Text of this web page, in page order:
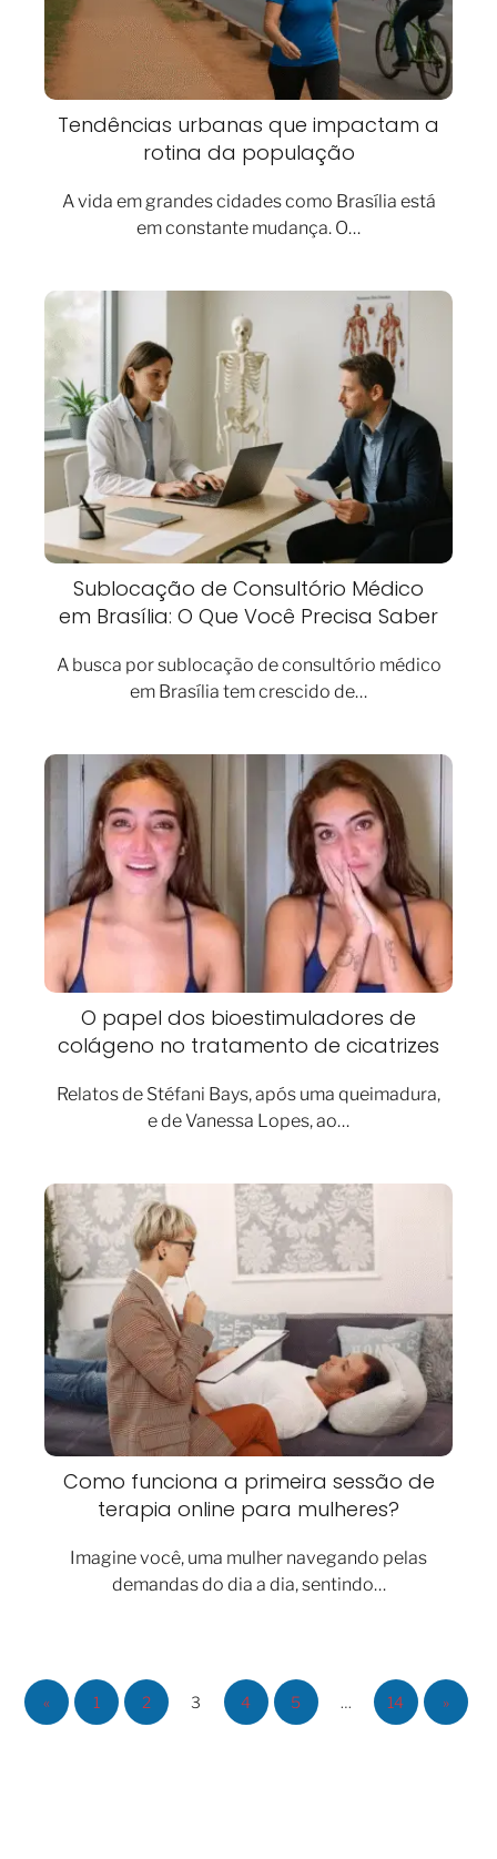
Tendências urbanas que impactam a
rotina da população
A vida em grandes cidades como Brasília está
em constante mudança. O…
Sublocação de Consultório Médico
em Brasília: O Que Você Precisa Saber
A busca por sublocação de consultório médico
em Brasília tem crescido de…
O papel dos bioestimuladores de
colágeno no tratamento de cicatrizes
Relatos de Stéfani Bays, após uma queimadura,
e de Vanessa Lopes, ao…
Como funciona a primeira sessão de
terapia online para mulheres?
Imagine você, uma mulher navegando pelas
demandas do dia a dia, sentindo…
« 1 2 3 4 5 … 14 »